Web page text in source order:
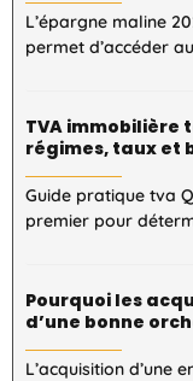
L’épargne maline
permet d’accéder
TVA
régimes, taux et
Guide pratique tva
premier pour
Pourquoi les
d’une bonne
L’acquisition d’une